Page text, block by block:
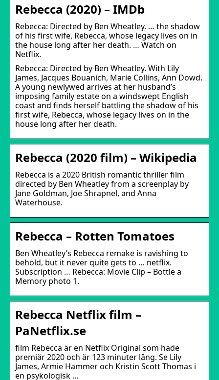
Rebecca (2020) – IMDb
Rebecca: Directed by Ben Wheatley. … the shadow
of his first wife, Rebecca, whose legacy lives on in
the house long after her death. … Watch on
Netflix.
Rebecca: Directed by Ben Wheatley. With Lily
James, Jacques Bouanich, Marie Collins, Ann Dowd.
A young newlywed arrives at her husband’s
imposing family estate on a windswept English
coast and finds herself battling the shadow of his
first wife, Rebecca, whose legacy lives on in the
house long after her death.
Rebecca (2020 film) – Wikipedia
Rebecca is a 2020 British romantic thriller film
directed by Ben Wheatley from a screenplay by
Jane Goldman, Joe Shrapnel, and Anna
Waterhouse.
Rebecca – Rotten Tomatoes
Ben Wheatley’s Rebecca remake is ravishing to
behold, but it never quite gets to … netflix.
Subscription … Rebecca: Movie Clip – Bottle a
Memory photo 1.
Rebecca Netflix film –
PaNetflix.se
film Rebecca är en Netflix Original som hade
premiär 2020 och är 123 minuter lång. Se Lily
James, Armie Hammer och Kristin Scott Thomas i
en psykologisk …